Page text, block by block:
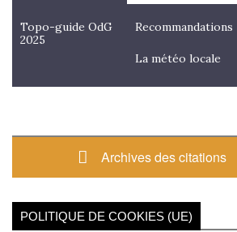
Topo-guide OdG
2025
Recommandations
La météo locale
Archives des citations
POLITIQUE DE COOKIES (UE)